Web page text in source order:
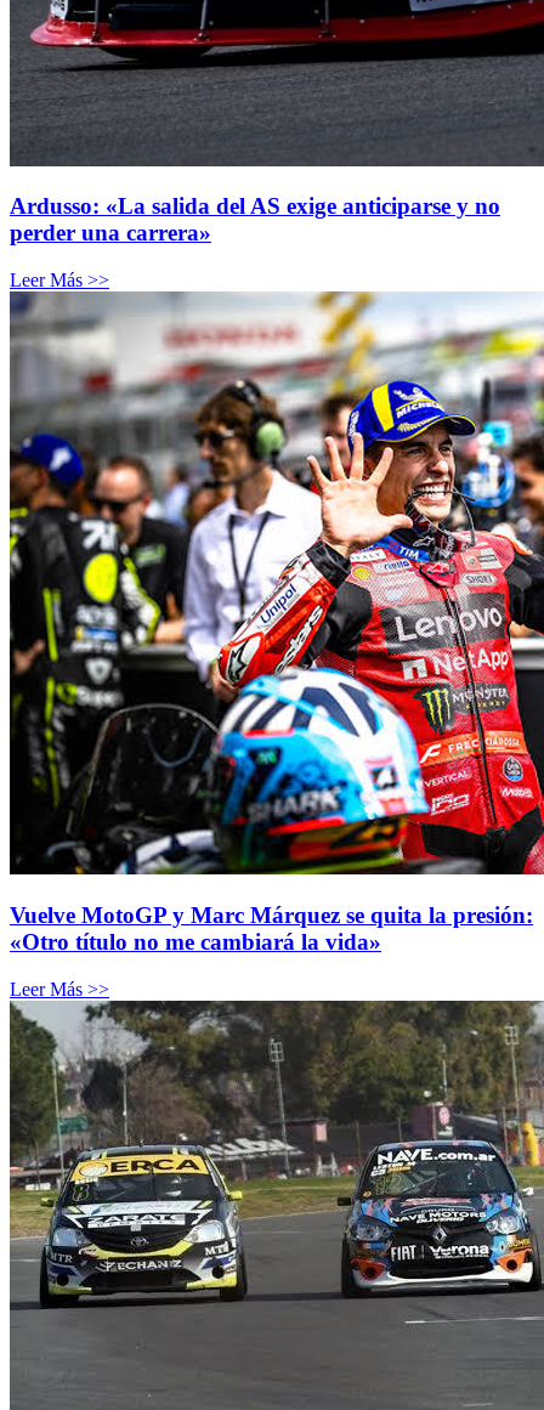
Ardusso: «La salida del AS exige anticiparse y no
perder una carrera»
Leer Más >>
Vuelve MotoGP y Marc Márquez se quita la presión:
«Otro título no me cambiará la vida»
Leer Más >>